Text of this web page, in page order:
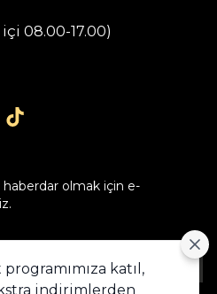
08.00-17.00)
olmak için e-
Gönder
katıl,
indirimlerden